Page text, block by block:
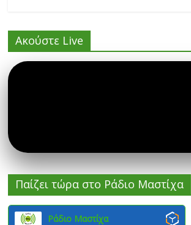
Ακούστε Live
Παίζει τώρα στο Ράδιο Μαστίχα
Ράδιο Μαστίχα